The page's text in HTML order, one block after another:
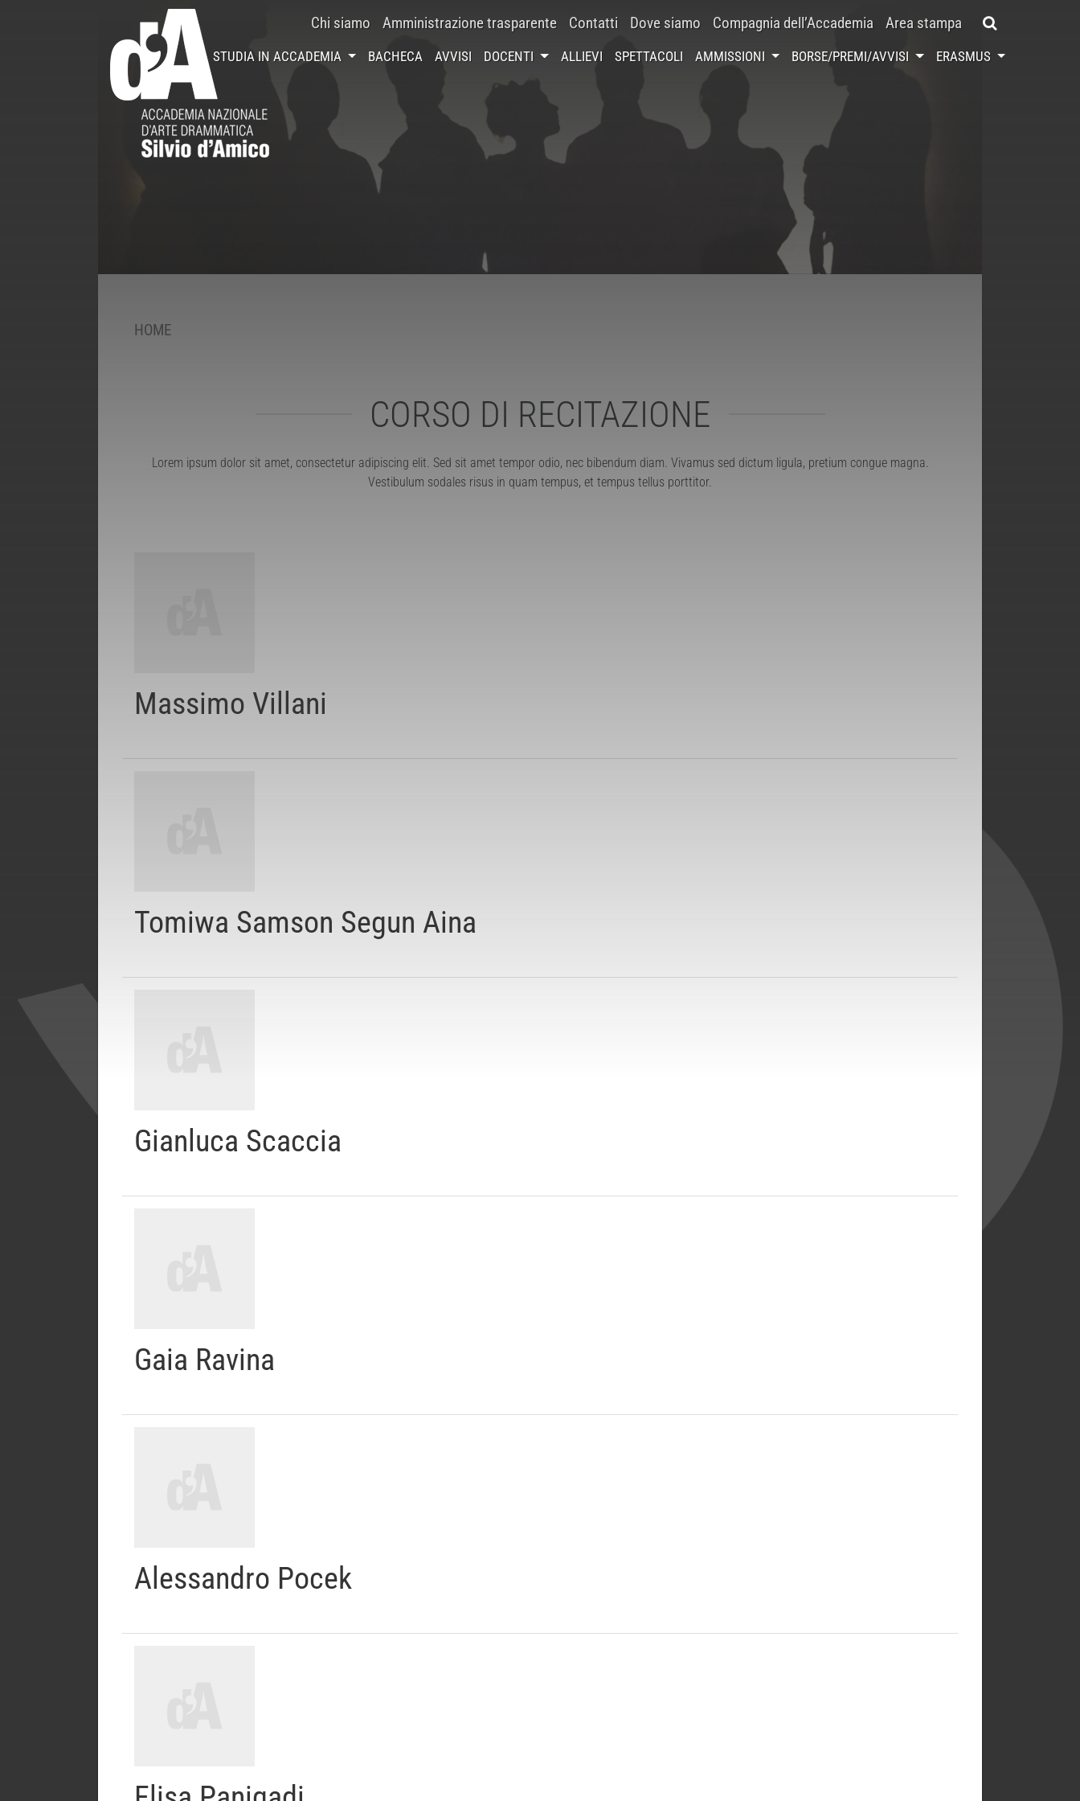
Chi siamo Amministrazione trasparente Contatti Dove siamo Compagnia dell’Accademia Area stampa
STUDIA IN ACCADEMIA BACHECA AVVISI DOCENTI ALLIEVI SPETTACOLI AMMISSIONI BORSE/PREMI/AVVISI ERASMUS
HOME
CORSO DI RECITAZIONE
Lorem ipsum dolor sit amet, consectetur adipiscing elit. Sed sit amet tempor odio, nec bibendum diam. Vivamus sed dictum ligula, pretium congue magna.
Vestibulum sodales risus in quam tempus, et tempus tellus porttitor.
Massimo Villani
Tomiwa Samson Segun Aina
Gianluca Scaccia
Gaia Ravina
Alessandro Pocek